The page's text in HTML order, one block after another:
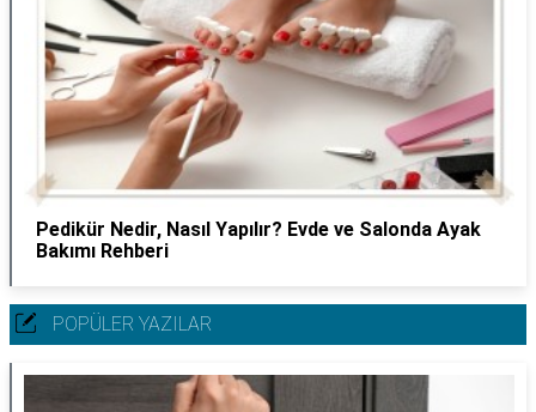
Pedikür Nedir, Nasıl Yapılır? Evde ve Salonda Ayak
Bakımı Rehberi
POPÜLER YAZILAR